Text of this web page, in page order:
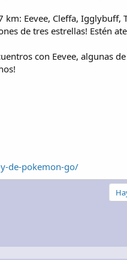
Eevee, Cleffa, Igglybuff,
de tres estrellas! Estén
con Eevee, algunas
de-pokemon-go/